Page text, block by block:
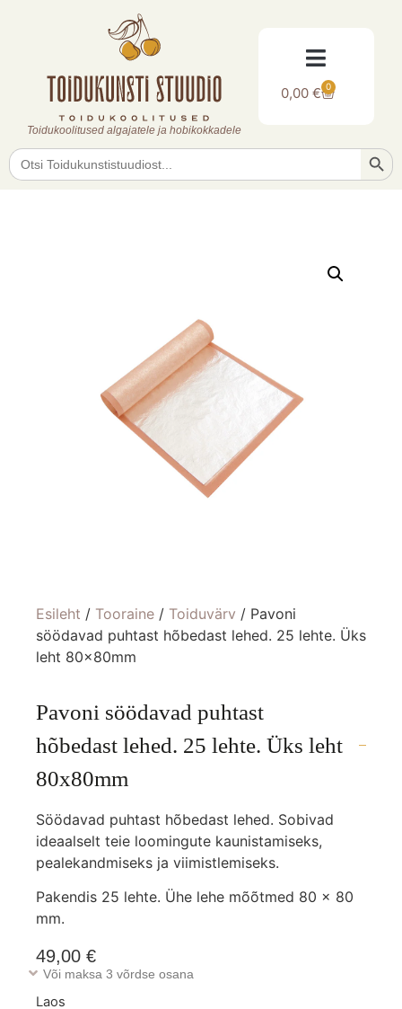
Toidukoolitused algajatele ja hobikokkadele
0,00€ 0
Search
for:
Esileht / Tooraine / Toiduvärv / Pavoni
söödavad puhtast hõbedast lehed. 25 lehte. Üks
leht 80x80mm
Pavoni söödavad puhtast
hõbedast lehed. 25 lehte. Üks leht
80x80mm
Söödavad puhtast hõbedast lehed. Sobivad
ideaalselt teie loomingute kaunistamiseks,
pealekandmiseks ja viimistlemiseks.
Pakendis 25 lehte. Ühe lehe mõõtmed 80 x 80
mm.
49,00 €
Või maksa 3 võrdse osana
Laos